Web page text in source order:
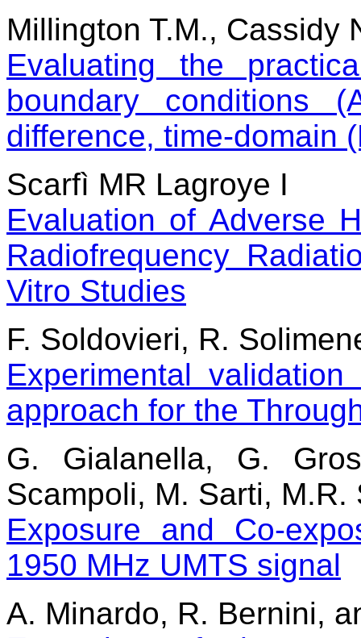
Millington T.M., Cassidy
Evaluating the
boundary conditions
difference, time-domain
Scarfì MR Lagroye I
Evaluation of Adverse
Radiofrequency
Vitro Studies
F. Soldovieri, R.
Experimental
approach for the
G. Gialanella, G.
Scampoli, M. Sarti, M.R.
Exposure and Co-
1950 MHz UMTS signal
A. Minardo, R. Bernini,